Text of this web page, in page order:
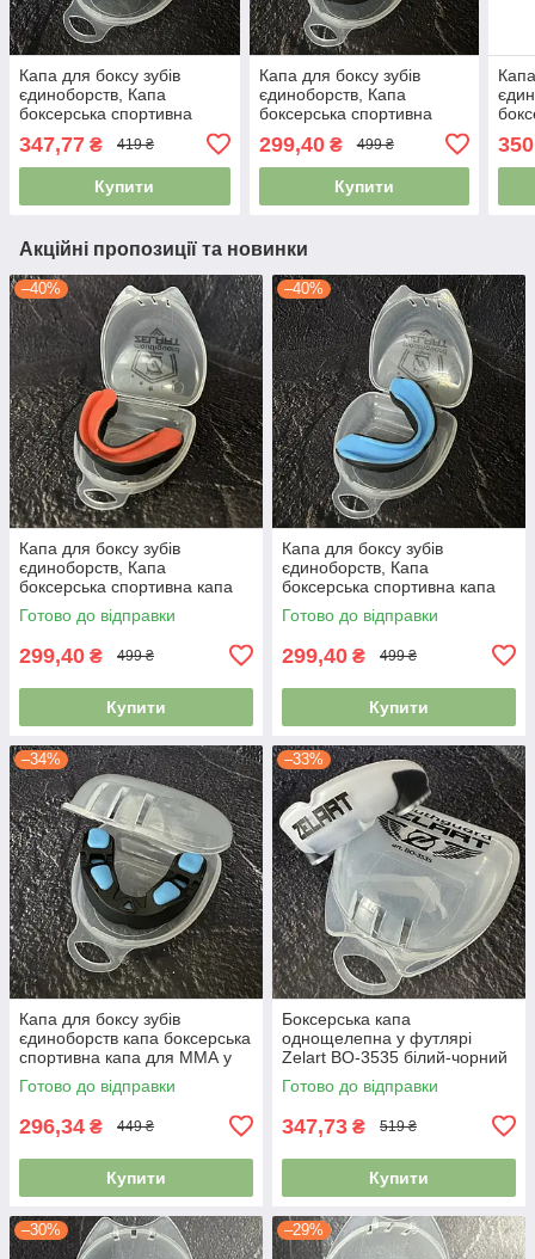
Капа для боксу зубів
єдиноборств, Капа
боксерська спортивна
капа для ММА Zelart BO-
3535 білий-чорний
347,77 ₴ 419 ₴
Купити
Капа для боксу зубів
єдиноборств, Капа
боксерська спортивна
капа для ММА Zelart BO-
0062 чорний-синій
299,40₴ 499 ₴
Купити
Акційні пропозиції та новинки
–40%
Капа для боксу зубів
єдиноборств, Капа
боксерська спортивна капа
для ММА Zelart BO-0062
чорний-помаранчевий
Готово до відправки
299,40 ₴ 499 ₴
Купити
–40%
Капа для боксу зубів
єдиноборств, Капа
боксерська спортивна капа
для ММА Zelart BO-0062
чорний-синій
Готово до відправки
299,40 ₴ 499 ₴
Купити
–34%
Капа для боксу зубів
єдиноборств капа боксерська
спортивна капа для ММА у
футлярі BO-0062 чорний-
синій
Готово до відправки
296,34 ₴ 449 ₴
Купити
–33%
Боксерська капа
однощелепна у футлярі
Zelart BO-3535 білий-чорний
Готово до відправки
347,73 ₴ 519 ₴
Купити
–30% –29%